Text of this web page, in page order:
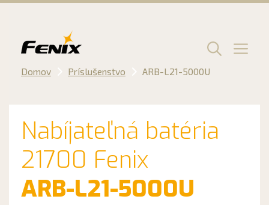
Menu
Domov Príslušenstvo ARB-L21-5000U
Nabíjateľná batéria
21700 Fenix
ARB-L21-5000U